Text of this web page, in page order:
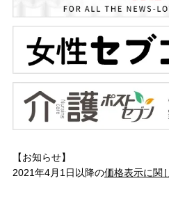
【お知らせ】
2021年4月1日以降の価格表示に関